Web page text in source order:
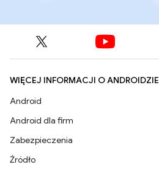
WIĘCEJ INFORMACJI O ANDROIDZIE
Android
Android dla firm
Zabezpieczenia
Źródło